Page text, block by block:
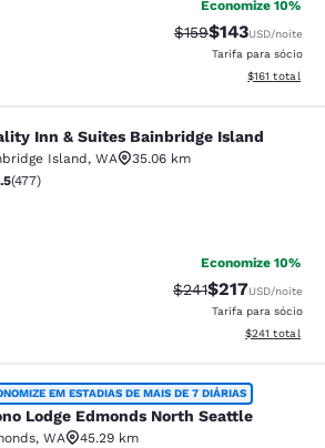
Economize 10%
Tarifa anterior
$159Tarifa com
$143USD/noite
Tarifa para sócio
Exibir
$161 total
Suites Bainbridge
Inn & Suites Bainbridge Island
Island, WA
35.06 km
3.54 estrelas. Bom. 477 avaliações
(477)
Economize 10%
Tarifa anterior
$241Tarifa com
$217USD/noite
Tarifa para sócio
Exibir
$241 total
Edmonds North
EM ESTADIAS DE MAIS DE 7 DIÁRIAS
Lodge Edmonds North Seattle
, WA
45.29 km